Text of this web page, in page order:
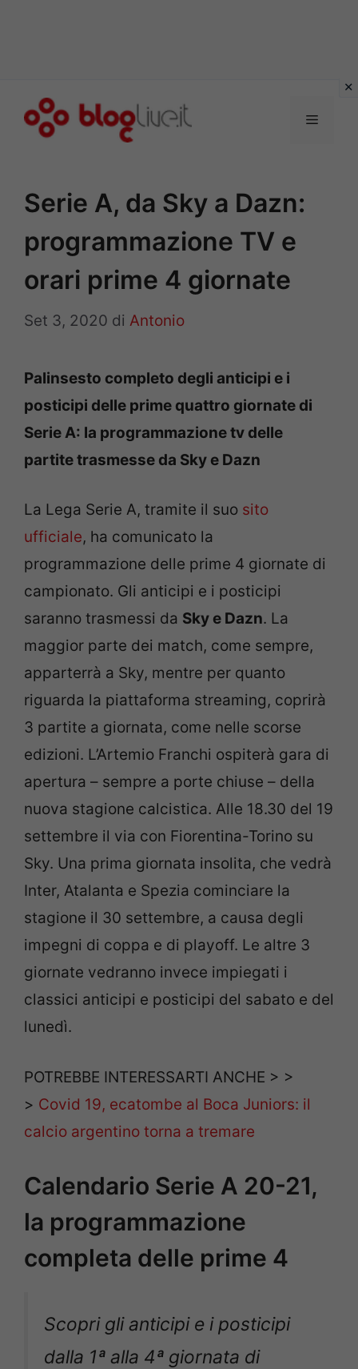
Menu
Serie A, da Sky a Dazn:
programmazione TV e
orari prime 4 giornate
Set 3, 2020 di Antonio
Palinsesto completo degli anticipi e i
posticipi delle prime quattro giornate di
Serie A: la programmazione tv delle
partite trasmesse da Sky e Dazn
La Lega Serie A, tramite il suo sito
ufficiale, ha comunicato la
programmazione delle prime 4 giornate di
campionato. Gli anticipi e i posticipi
saranno trasmessi da Sky e Dazn. La
maggior parte dei match, come sempre,
apparterrà a Sky, mentre per quanto
riguarda la piattaforma streaming, coprirà
3 partite a giornata, come nelle scorse
edizioni. L’Artemio Franchi ospiterà gara di
apertura – sempre a porte chiuse – della
nuova stagione calcistica. Alle 18.30 del 19
settembre il via con Fiorentina-Torino su
Sky. Una prima giornata insolita, che vedrà
Inter, Atalanta e Spezia cominciare la
stagione il 30 settembre, a causa degli
impegni di coppa e di playoff. Le altre 3
giornate vedranno invece impiegati i
classici anticipi e posticipi del sabato e del
lunedì.
POTREBBE INTERESSARTI ANCHE > >
> Covid 19, ecatombe al Boca Juniors: il
calcio argentino torna a tremare
Calendario Serie A 20-21,
la programmazione
completa delle prime 4
Scopri gli anticipi e i posticipi
dalla 1ª alla 4ª giornata di